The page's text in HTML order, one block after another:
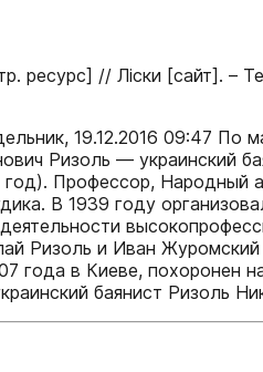
// Ліски [сайт]. –
19.12.2016 09:47 По
Ризоль — украинский
Профессор, Народный
В 1939 году
Ризоль и Иван
года в Киеве,
баянист Ризоль